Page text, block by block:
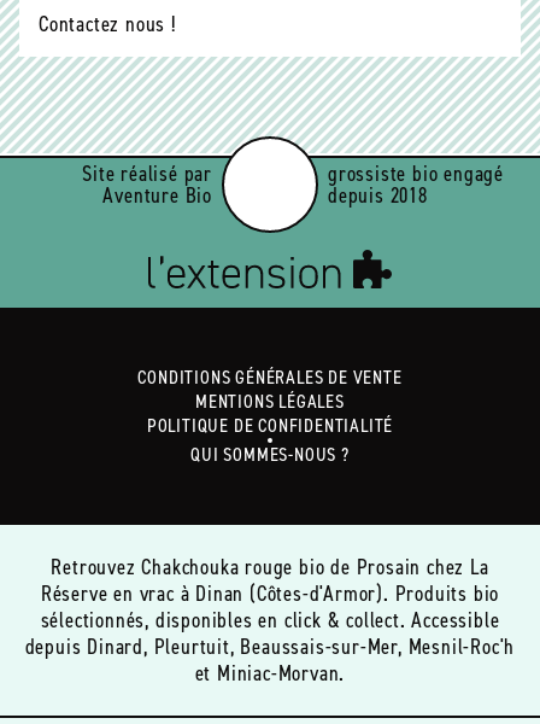
Contactez nous !
Site réalisé par
Aventure Bio
grossiste bio engagé
depuis 2018
CONDITIONS GÉNÉRALES DE VENTE
MENTIONS LÉGALES
POLITIQUE DE CONFIDENTIALITÉ
QUI SOMMES-NOUS ?
Retrouvez Chakchouka rouge bio de Prosain chez La
Réserve en vrac à Dinan (Côtes-d'Armor). Produits bio
sélectionnés, disponibles en click & collect. Accessible
depuis Dinard, Pleurtuit, Beaussais-sur-Mer, Mesnil-Roc'h
et Miniac-Morvan.